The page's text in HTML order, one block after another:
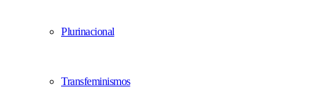
Plurinacional
Transfeminismos